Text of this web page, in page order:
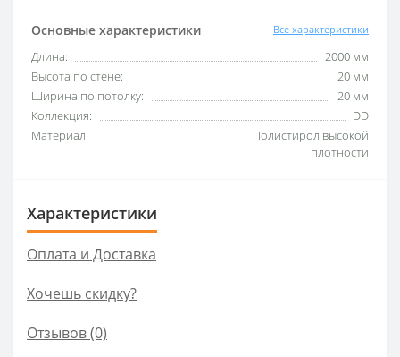
Основные характеристики Все характеристики
Длина:
2000 мм
Высота по стене:
20 мм
Ширина по потолку:
20 мм
Коллекция:
DD
Материал:
Полистирол высокой
плотности
Характеристики
Оплата и Доставка
Хочешь скидку?
Отзывов (0)